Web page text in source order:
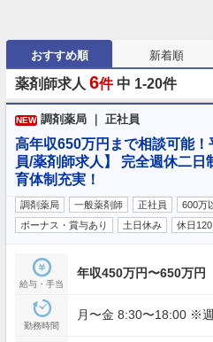
おすすめ順 新着順
薬剤師求人 6件 中 1-20件
NEW 調剤薬局 ｜ 正社員
高年収650万円まで相談可能
員/薬剤師求人】 完全週休二
育体制充実！
調剤薬局 一般薬剤師 正社員 600万
ボーナス・賞与あり
土日休み 休日120
給与・手当
年収450万円〜650万円
勤務時間
月〜金 8:30〜18:00 ※